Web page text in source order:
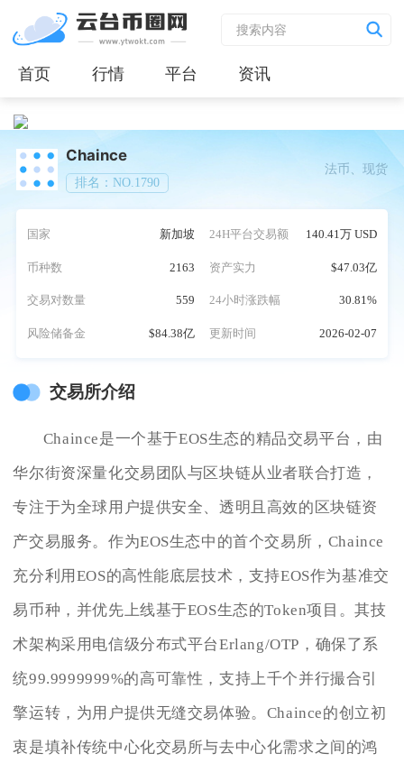
首页 行情 平台 资讯
Chaince
排名：NO.1790
法币、现货
国家 新加坡 24H平台交易额 140.41万 USD
币种数 2163 资产实力 $47.03亿
交易对数量 559 24小时涨跌幅 30.81%
风险储备金 $84.38亿 更新时间 2026-02-07
交易所介绍
Chaince是一个基于EOS生态的精品交易平台，由
华尔街资深量化交易团队与区块链从业者联合打造，
专注于为全球用户提供安全、透明且高效的区块链资
产交易服务。作为EOS生态中的首个交易所，Chaince
充分利用EOS的高性能底层技术，支持EOS作为基准交
易币种，并优先上线基于EOS生态的Token项目。其技
术架构采用电信级分布式平台Erlang/OTP，确保了系
统99.9999999%的高可靠性，支持上千个并行撮合引
擎运转，为用户提供无缝交易体验。Chaince的创立初
衷是填补传统中心化交易所与去中心化需求之间的鸿